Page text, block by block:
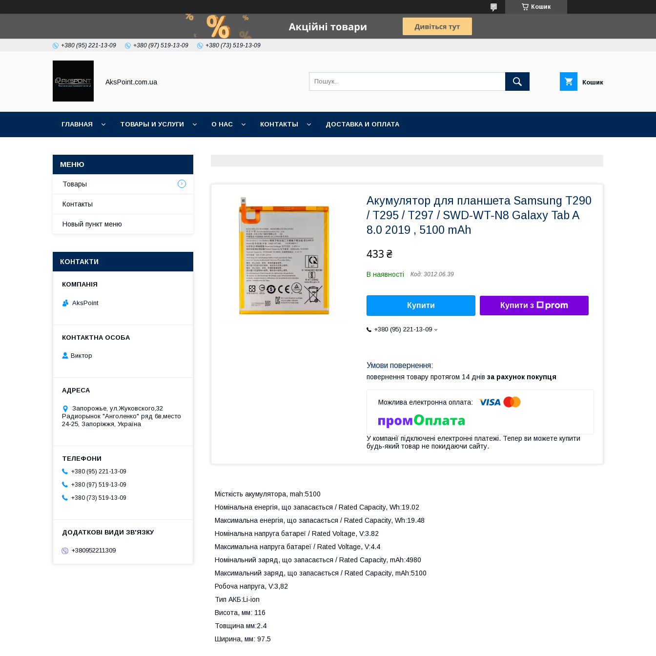
Кошик
+380 (95) 221-13-09 +380 (97) 519-13-09 +380 (73) 519-13-09
AksPoint.com.ua Кошик
ГЛАВНАЯ ТОВАРЫ И УСЛУГИ О НАС КОНТАКТЫ ДОСТАВКА И ОПЛАТА
Акумулятор для планшета Samsung T290
/ T295 / T297 / SWD-WT-N8 Galaxy Tab A
8.0 2019 , 5100 mAh
433 ₴
В наявності Код: 3012.06.39
Купити Купити з
+380 (95) 221-13-09
повернення товару протягом 14 днів за рахунок покупця
У компанії підключені електронні платежі. Тепер ви можете купити
будь-який товар не покидаючи сайту.
Місткість акумулятора, mah:5100
Номінальна енергія, що запасається / Rated Capacity, Wh:19.02
Максимальна енергія, що запасається / Rated Capacity, Wh:19.48
Номінальна напруга батареї / Rated Voltage, V:3.82
Максимальна напруга батареї / Rated Voltage, V:4.4
Номінальний заряд, що запасається / Rated Capacity, mAh:4980
Максимальний заряд, що запасається / Rated Capacity, mAh:5100
Робоча напруга, V:3,82
Тип АКБ:Li-ion
Висота, мм: 116
Товщина мм:2.4
Ширина, мм: 97.5
Товары
Контакты
Новый пункт меню
КОНТАКТИ
AksPoint
Виктор
Запорожье, ул.Жуковского,32
Радиорынок "Анголенко" ряд 6в,место
24-25, Запоріжжя, Україна
+380 (95) 221-13-09
+380 (97) 519-13-09
+380 (73) 519-13-09
+380952211309